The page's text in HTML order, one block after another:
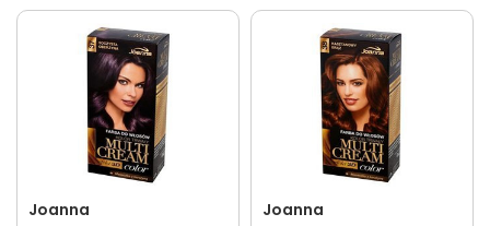
Joanna Joanna